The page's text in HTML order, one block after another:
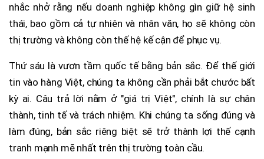
nhắc nhở rằng nếu doanh nghiệp không gìn giữ hệ sinh
thái, bao gồm cả tự nhiên và nhân văn, họ sẽ không còn
thị trường và không còn thế hệ kế cận để phục vụ.
Thứ sáu là vươn tầm quốc tế bằng bản sắc. Để thế giới
tin vào hàng Việt, chúng ta không cần phải bắt chước bất
kỳ ai. Câu trả lời nằm ở "giá trị Việt", chính là sự chân
thành, tinh tế và trách nhiệm. Khi chúng ta sống đúng và
làm đúng, bản sắc riêng biệt sẽ trở thành lợi thế cạnh
tranh mạnh mẽ nhất trên thị trường toàn cầu.